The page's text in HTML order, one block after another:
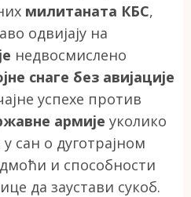
милитаната КБС,
одвијају на
недвосмислено
снаге без авијације
успехе против
армије уколико
сан о дуготрајном
и способности
да заустави сукоб.